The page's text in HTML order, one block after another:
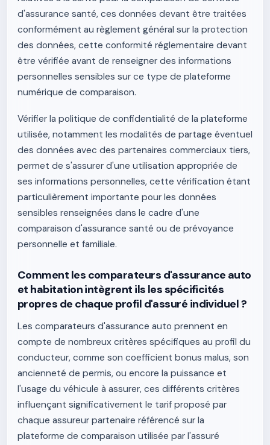
d'assurance santé, ces données devant être traitées
conformément au règlement général sur la protection
des données, cette conformité réglementaire devant
être vérifiée avant de renseigner des informations
personnelles sensibles sur ce type de plateforme
numérique de comparaison.
Vérifier la politique de confidentialité de la plateforme
utilisée, notamment les modalités de partage éventuel
des données avec des partenaires commerciaux tiers,
permet de s'assurer d'une utilisation appropriée de
ses informations personnelles, cette vérification étant
particulièrement importante pour les données
sensibles renseignées dans le cadre d'une
comparaison d'assurance santé ou de prévoyance
personnelle et familiale.
Comment les comparateurs d'assurance auto
et habitation intègrent ils les spécificités
propres de chaque profil d'assuré individuel ?
Les comparateurs d'assurance auto prennent en
compte de nombreux critères spécifiques au profil du
conducteur, comme son coefficient bonus malus, son
ancienneté de permis, ou encore la puissance et
l'usage du véhicule à assurer, ces différents critères
influençant significativement le tarif proposé par
chaque assureur partenaire référencé sur la
plateforme de comparaison utilisée par l'assuré